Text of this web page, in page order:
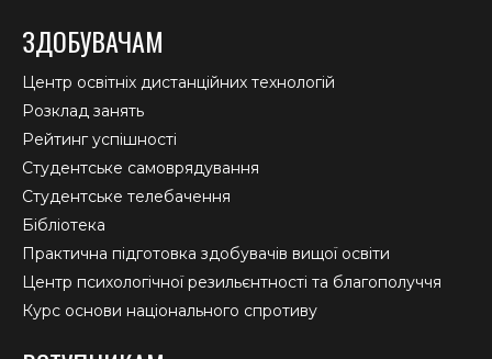
ЗДОБУВАЧАМ
Центр освітніх дистанційних технологій
Розклад занять
Рейтинг успішності
Студентське самоврядування
Студентське телебачення
Бібліотека
Практична підготовка здобувачів вищої освіти
Центр психологічної резильєнтності та благополуччя
Курс основи національного спротиву